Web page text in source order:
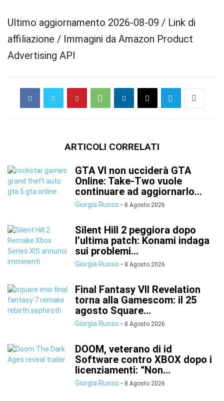
Ultimo aggiornamento 2026-08-09 / Link di
affiliazione / Immagini da Amazon Product
Advertising API
ARTICOLI CORRELATI
GTA VI non ucciderà GTA
Online: Take-Two vuole
continuare ad aggiornarlo...
Giorgia Russo - 8 Agosto 2026
Silent Hill 2 peggiora dopo
l’ultima patch: Konami indaga
sui problemi...
Giorgia Russo - 8 Agosto 2026
Final Fantasy VII Revelation
torna alla Gamescom: il 25
agosto Square...
Giorgia Russo - 8 Agosto 2026
DOOM, veterano di id
Software contro XBOX dopo i
licenziamenti: “Non...
Giorgia Russo - 8 Agosto 2026